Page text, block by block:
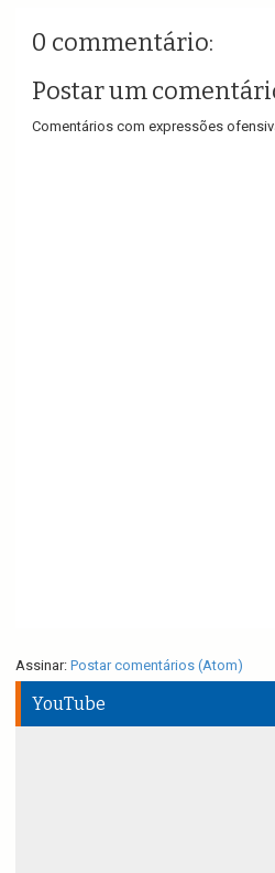
0 commentário:
Postar um
Comentários com expressões
Assinar: Postar comentários (Atom)
YouTube